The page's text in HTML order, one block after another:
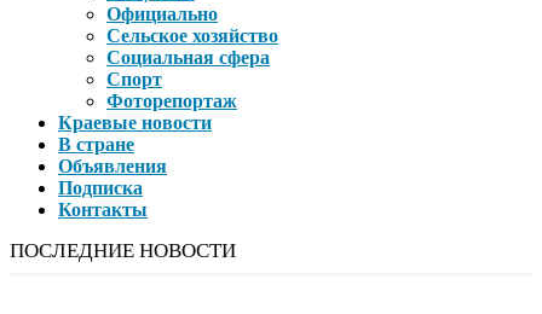
Официально
Сельское хозяйство
Социальная сфера
Спорт
Фоторепортаж
Краевые новости
В стране
Объявления
Подписка
Контакты
ПОСЛЕДНИЕ НОВОСТИ